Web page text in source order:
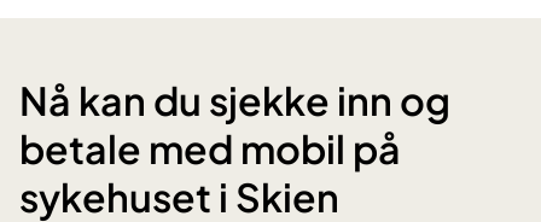
Nå kan du sjekke inn og
betale med mobil på
sykehuset i Skien